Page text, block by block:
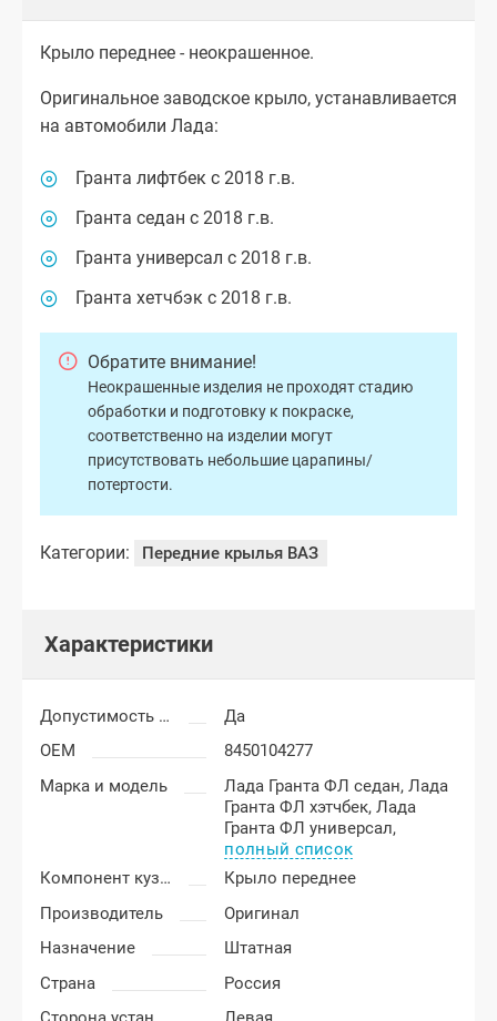
Крыло переднее - неокрашенное.
Оригинальное заводское крыло, устанавливается
на автомобили Лада:
Гранта лифтбек с 2018 г.в.
Гранта седан с 2018 г.в.
Гранта универсал с 2018 г.в.
Гранта хетчбэк с 2018 г.в.
Обратите внимание!
Неокрашенные изделия не проходят стадию
обработки и подготовку к покраске,
соответственно на изделии могут
присутствовать небольшие царапины/
потертости.
Категории: Передние крылья ВАЗ
Характеристики
Допустимость мелких царапин
Да
OEM
8450104277
Марка и модель
Лада Гранта ФЛ седан,Лада
Гранта ФЛ хэтчбек,Лада
Гранта ФЛ универсал,
полный список
Компонент кузова
Крыло переднее
Производитель
Оригинал
Назначение
Штатная
Страна
Россия